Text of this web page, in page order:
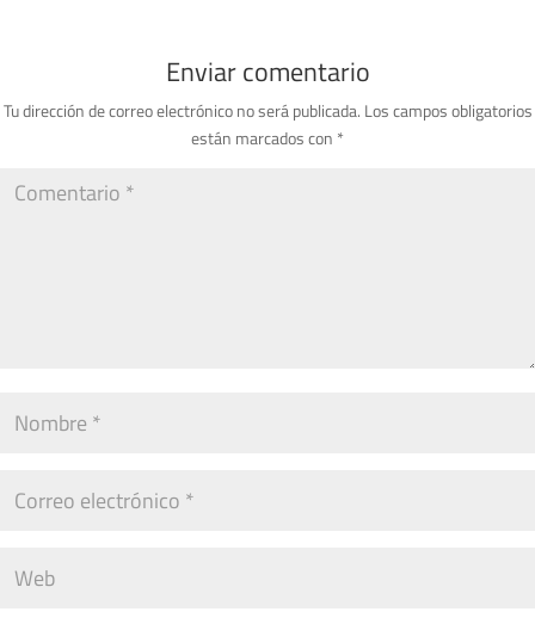
Enviar comentario
Tu dirección de correo electrónico no será publicada. Los campos obligatorios
están marcados con *